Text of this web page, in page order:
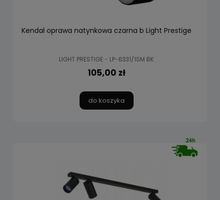
Kendal oprawa natynkowa czarna b Light Prestige
LIGHT PRESTIGE - LP-6331/1SM BK
105,00 zł
do koszyka